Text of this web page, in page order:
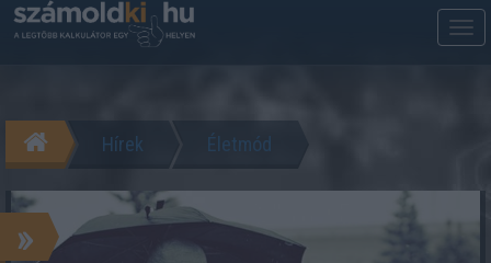
Hírek Életmód
»